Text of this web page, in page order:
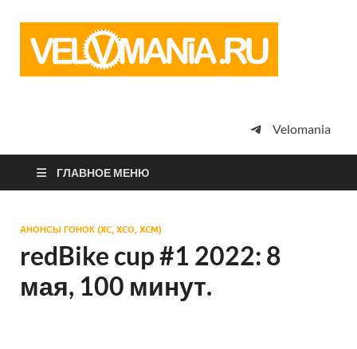
просто
Velomania
ГЛАВНОЕ МЕНЮ
АНОНСЫ ГОНОК (XC, XCO, XCM)
redBike cup #1 2022: 8
мая, 100 минут.